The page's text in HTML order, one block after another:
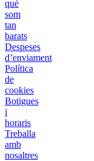
què
som
tan
barats
Despeses
d’enviament
Política
de
cookies
Botigues
i
horaris
Treballa
amb
nosaltres